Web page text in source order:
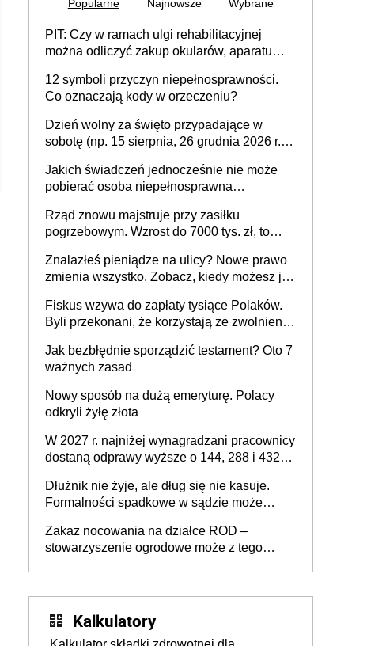
Popularne Najnowsze Wybrane
PIT: Czy w ramach ulgi rehabilitacyjnej
można odliczyć zakup okularów, aparatu
12 symboli przyczyn niepełnosprawności.
Co oznaczają kody w orzeczeniu?
Dzień wolny za święto przypadające w
sobotę (np. 15 sierpnia, 26 grudnia 2026 r.) –
pracodawcy (sektor prywatny i administracja
publiczna), najczęstsze pytania
Jakich świadczeń jednocześnie nie może
pobierać osoba niepełnosprawna
Rząd znowu majstruje przy zasiłku
pogrzebowym. Wzrost do 7000 tys. zł, to
Znalazłeś pieniądze na ulicy? Nowe prawo
zmienia wszystko. Zobacz, kiedy możesz je
Fiskus wzywa do zapłaty tysiące Polaków.
Byli przekonani, że korzystają ze zwolnienia
Jak bezbłędnie sporządzić testament? Oto 7
ważnych zasad
Nowy sposób na dużą emeryturę. Polacy
odkryli żyłę złota
W 2027 r. najniżej wynagradzani pracownicy
dostaną odprawy wyższe o 144, 288 i 432
Dłużnik nie żyje, ale dług się nie kasuje.
Formalności spadkowe w sądzie może
zmarłego
Zakaz nocowania na działce ROD –
stowarzyszenie ogrodowe może z tego
Kalkulatory